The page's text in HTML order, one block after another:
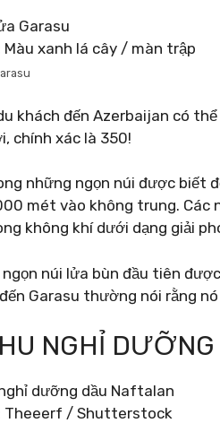
Màu xanh lá cây / màn trập
khách đến Azerbaijan có
chính xác là 350!
những ngọn núi được biết
mét vào không trung.
không khí dưới dạng giải
ngọn núi lửa bùn đầu tiên
Garasu thường nói rằng
NGHỈ
Theeerf / Shutterstock